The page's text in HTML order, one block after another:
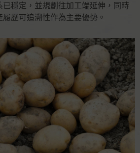
穩定，並規劃往加工端延伸，同時
歷可追溯性作為主要優勢。